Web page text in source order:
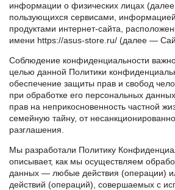
информации о физических лицах
пользующихся сервисами,
продуктами интернет-сайта,
имени https://asus-store.ru/ (далее —
Соблюдение конфиденциальности
целью данной Политики
обеспечение защиты прав и свобод
при обработке его персональных
прав на неприкосновенность частной
семейную тайну, от
разглашения.
Мы разработали Политику
описывает, как мы осуществляем
данных — любые действия (операции)
действий (операций), совершаемых с